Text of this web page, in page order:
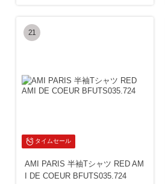
タイムセール
21
AMI PARIS 半袖Tシャツ RED AM
I DE COEUR BFUTS035.724